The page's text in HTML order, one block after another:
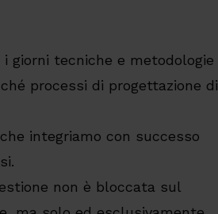
giorni tecniche e metodologie
processi di progettazione di
integriamo con successo
non è bloccata sul